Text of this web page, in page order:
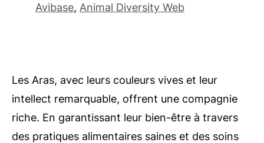
Avibase, Animal Diversity Web
Les Aras, avec leurs couleurs vives et leur
intellect remarquable, offrent une compagnie
riche. En garantissant leur bien-être à travers
des pratiques alimentaires saines et des soins